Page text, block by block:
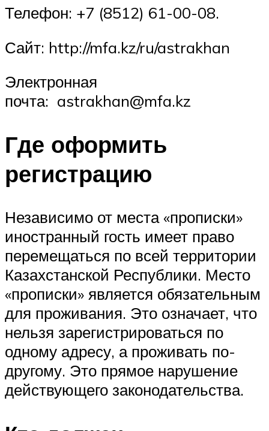
Телефон: +7 (8512) 61-00-08.
Сайт: http://mfa.kz/ru/astrakhan
Электронная
почта: astrakhan@mfa.kz
Где оформить
регистрацию
Независимо от места «прописки»
иностранный гость имеет право
перемещаться по всей территории
Казахстанской Республики. Место
«прописки» является обязательным
для проживания. Это означает, что
нельзя зарегистрироваться по
одному адресу, а проживать по-
другому. Это прямое нарушение
действующего законодательства.